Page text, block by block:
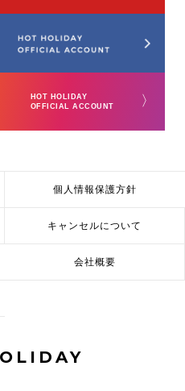
HOT HOLIDAY
OFFICIAL ACCOUNT
〉
個人情報保護方針
キャンセルについて
会社概要